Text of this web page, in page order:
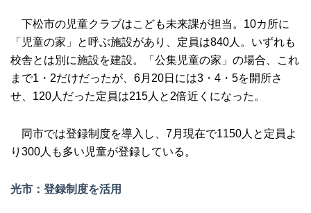
下松市の児童クラブはこども未来課が担当。10カ所に
「児童の家」と呼ぶ施設があり、定員は840人。いずれも
校舎とは別に施設を建設。「公集児童の家」の場合、これ
まで1・2だけだったが、6月20日には3・4・5を開所さ
せ、120人だった定員は215人と2倍近くになった。
同市では登録制度を導入し、7月現在で1150人と定員よ
り300人も多い児童が登録している。
光市：登録制度を活用